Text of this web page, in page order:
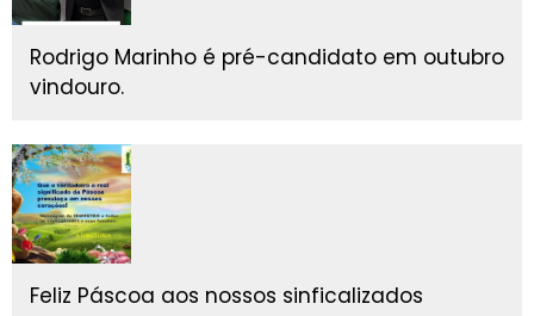
Rodrigo Marinho é pré-candidato em outubro
vindouro.
Feliz Páscoa aos nossos sinficalizados